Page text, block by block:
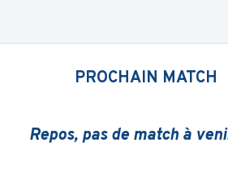
PROCHAIN MATCH
Repos, pas de match à